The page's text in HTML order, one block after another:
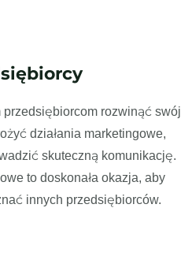
przedsiębiorcom rozwinąć swój
działania marketingowe,
skuteczną komunikację.
to doskonała okazja, aby
innych przedsiębiorców.